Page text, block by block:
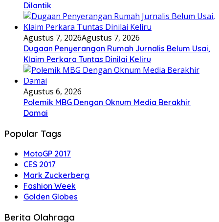
Dilantik
Agustus 7, 2026Agustus 7, 2026
Dugaan Penyerangan Rumah Jurnalis Belum Usai,
Klaim Perkara Tuntas Dinilai Keliru
Agustus 6, 2026
Polemik MBG Dengan Oknum Media Berakhir
Damai
Popular Tags
MotoGP 2017
CES 2017
Mark Zuckerberg
Fashion Week
Golden Globes
Berita Olahraga